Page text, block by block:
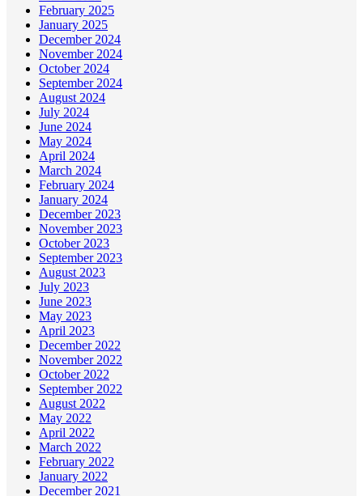
February 2025
January 2025
December 2024
November 2024
October 2024
September 2024
August 2024
July 2024
June 2024
May 2024
April 2024
March 2024
February 2024
January 2024
December 2023
November 2023
October 2023
September 2023
August 2023
July 2023
June 2023
May 2023
April 2023
December 2022
November 2022
October 2022
September 2022
August 2022
May 2022
April 2022
March 2022
February 2022
January 2022
December 2021